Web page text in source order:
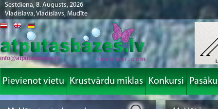
Sestdiena, 8. Augusts, 2026
Vladislava, Vladislavs, Mudīte
info@atputasbazes.lv
Pievienot vietu Krustvārdu mīklas Konkursi